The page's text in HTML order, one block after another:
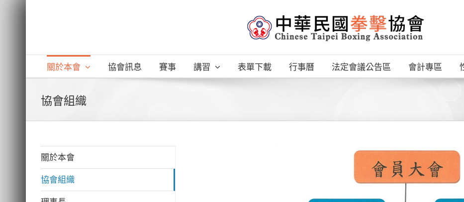
關於本會 協會訊息 賽事 講習 表單下載 行事曆 法定會議公告區 會計專區
協會組織
關於本會
協會組織